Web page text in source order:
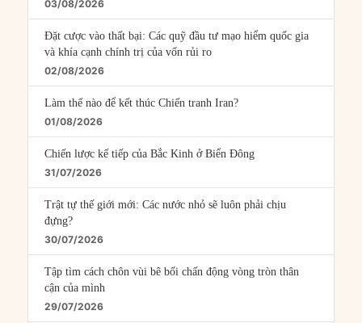
03/08/2026
Đặt cược vào thất bại: Các quỹ đầu tư mạo hiểm quốc gia
và khía cạnh chính trị của vốn rủi ro
02/08/2026
Làm thế nào để kết thúc Chiến tranh Iran?
01/08/2026
Chiến lược kế tiếp của Bắc Kinh ở Biển Đông
31/07/2026
Trật tự thế giới mới: Các nước nhỏ sẽ luôn phải chịu
đựng?
30/07/2026
Tập tìm cách chôn vùi bê bối chấn động vòng tròn thân
cận của mình
29/07/2026